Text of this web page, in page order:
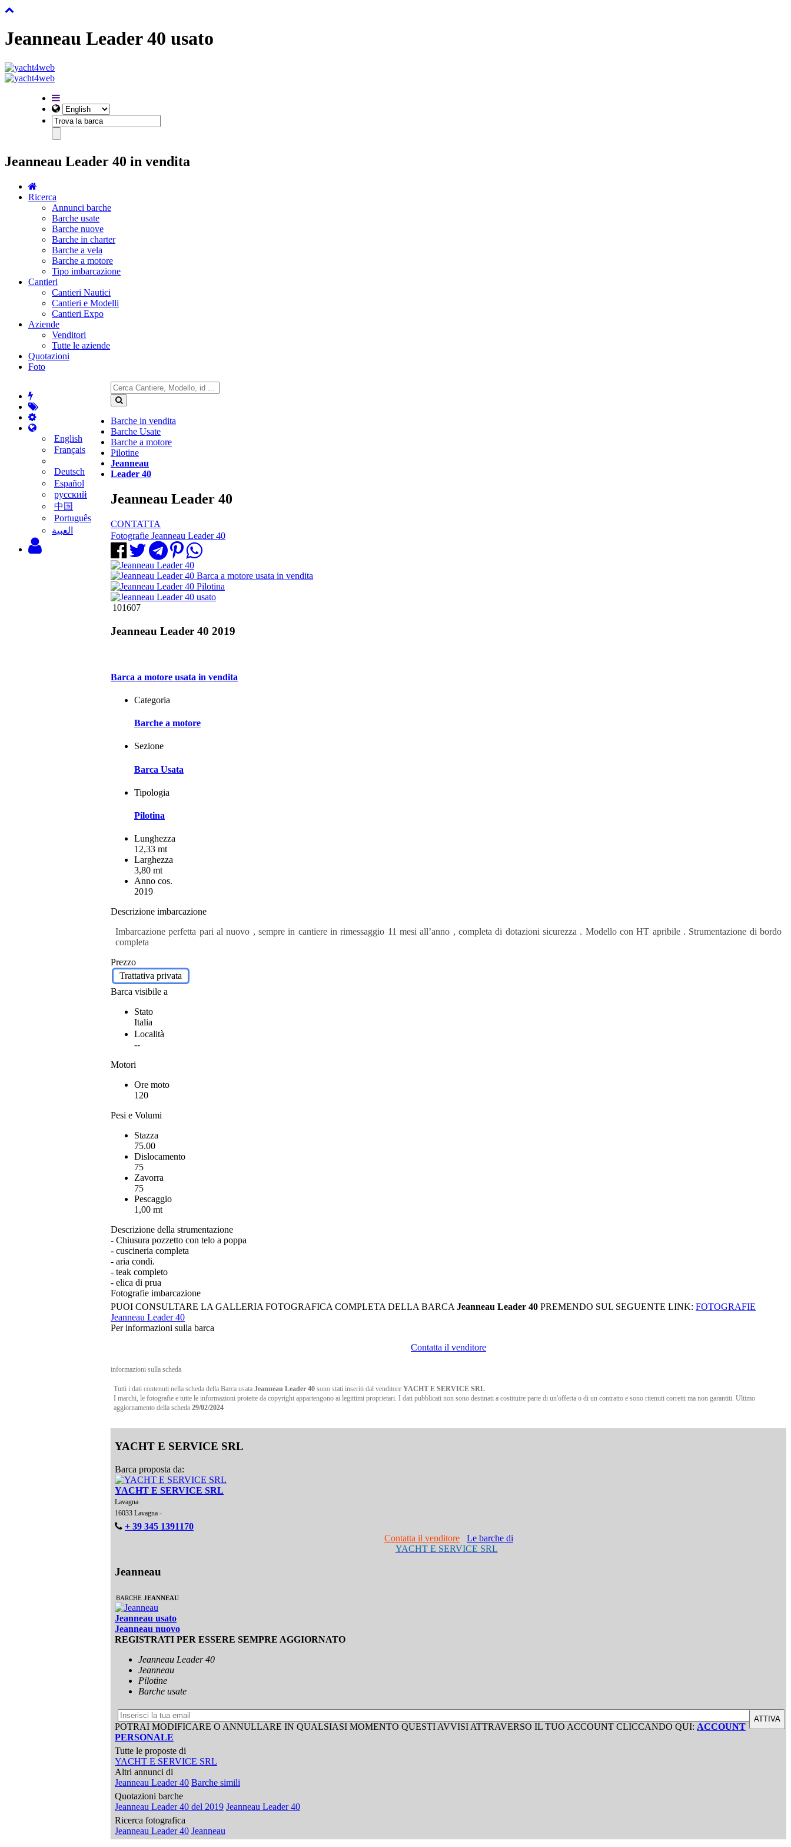
Jeanneau Leader 40 usato
Jeanneau Leader 40 in vendita
Ricerca
Annunci barche
Barche usate
Barche nuove
Barche in charter
Barche a vela
Barche a motore
Tipo imbarcazione
Cantieri
Cantieri Nautici
Cantieri e Modelli
Cantieri Expo
Aziende
Venditori
Tutte le aziende
Quotazioni
Foto
English
Français
Deutsch
Español
русский
中国
Português
‫العبية
Barche in vendita
Barche Usate
Barche a motore
Pilotine
Jeanneau
Leader 40
Jeanneau Leader 40
CONTATTA
Fotografie Jeanneau Leader 40
101607
Jeanneau Leader 40 2019
Barca a motore usata in vendita
Categoria
Barche a motore
Sezione
Barca Usata
Tipologia
Pilotina
Lunghezza
12,33 mt
Larghezza
3,80 mt
Anno cos.
2019
Descrizione imbarcazione
Imbarcazione perfetta pari al nuovo , sempre in cantiere in rimessaggio 11 mesi all’anno , completa di dotazioni sicurezza . Modello con HT apribile . Strumentazione di bordo
completa
Prezzo
Trattativa privata
Barca visibile a
Stato
Italia
Località
--
Motori
Ore moto
120
Pesi e Volumi
Stazza
75.00
Dislocamento
75
Zavorra
75
Pescaggio
1,00 mt
Descrizione della strumentazione
- Chiusura pozzetto con telo a poppa
- cuscineria completa
- aria condi.
- teak completo
- elica di prua
Fotografie imbarcazione
PUOI CONSULTARE LA GALLERIA FOTOGRAFICA COMPLETA DELLA BARCA Jeanneau Leader 40 PREMENDO SUL SEGUENTE LINK: FOTOGRAFIE
Jeanneau Leader 40
Per informazioni sulla barca
Contatta il venditore
informazioni sulla scheda
Tutti i dati contenuti nella scheda della Barca usata Jeanneau Leader 40 sono stati inseriti dal venditore YACHT E SERVICE SRL
I marchi, le fotografie e tutte le informazioni protette da copyright appartengono ai legittimi proprietari. I dati pubblicati non sono destinati a costituire parte di un'offerta o di un contratto e sono ritenuti corretti ma non garantiti. Ultimo
aggiornamento della scheda 29/02/2024
YACHT E SERVICE SRL
Barca proposta da:
YACHT E SERVICE SRL
Lavagna
16033 Lavagna -
+ 39 345 1391170
Contatta il venditore
Le barche di
YACHT E SERVICE SRL
Jeanneau
BARCHE JEANNEAU
Jeanneau usato
Jeanneau nuovo
REGISTRATI PER ESSERE SEMPRE AGGIORNATO
Jeanneau Leader 40
Jeanneau
Pilotine
Barche usate
ATTIVA
POTRAI MODIFICARE O ANNULLARE IN QUALSIASI MOMENTO QUESTI AVVISI ATTRAVERSO IL TUO ACCOUNT CLICCANDO QUI: ACCOUNT
PERSONALE
Tutte le proposte di
YACHT E SERVICE SRL
Altri annunci di
Jeanneau Leader 40 Barche simili
Quotazioni barche
Jeanneau Leader 40 del 2019 Jeanneau Leader 40
Ricerca fotografica
Jeanneau Leader 40 Jeanneau